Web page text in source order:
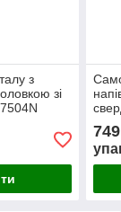
з
зі